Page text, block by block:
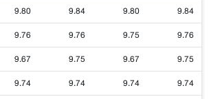
9.80 9.84 9.80
9.84
9.76 9.76 9.75
9.76
9.67 9.75 9.67
9.75
9.74 9.74 9.74
9.74